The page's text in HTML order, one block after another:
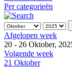
Per categorieën
Afgelopen week
20 - 26 Oktober,
Volgende week
21 Oktober